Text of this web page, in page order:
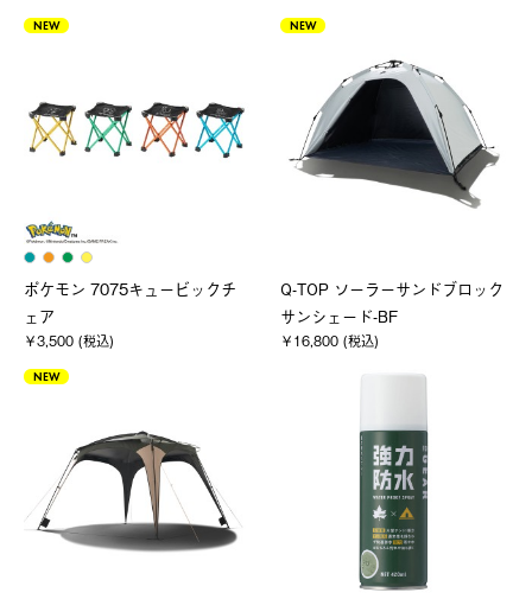
NEW
ポケモン 7075キュービックチ
ェア
￥3,500 (税込)
NEW
Q-TOP ソーラーサンドブロック
サンシェード-BF
￥16,800 (税込)
NEW